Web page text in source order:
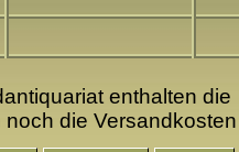
enthalten die
die Versandkosten